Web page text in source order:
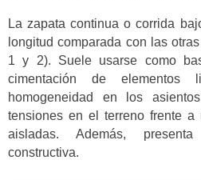
La zapata continua o corrida
longitud comparada con las
1 y 2). Suele usarse como
cimentación de
homogeneidad en los
tensiones en el terreno frente a
aisladas. Además,
constructiva.